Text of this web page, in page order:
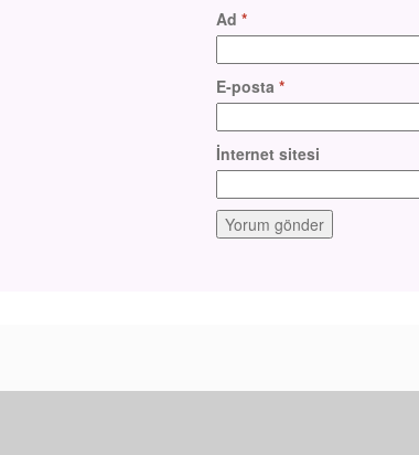
Ad *
E-posta *
İnternet sitesi